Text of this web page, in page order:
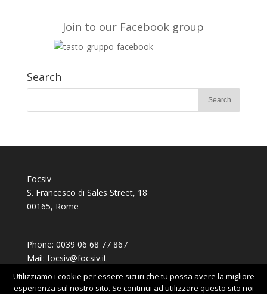
breve in arabo sul sito di TERO
https://t.co/51fyUueDW3
#EUAidVolunteers #Act4oasis
Volontari nel mondo @FOCSIV · 10 Feb 2020
l’evento conclusivo del
progetto#TEROche, con#fondiEu, ha
@giuliapigliucci
Join to our Facebook group
Search
Focsiv
S. Francesco di Sales Street, 18
00165, Rome
Phone: 0039 06 68 77 867
Mail: focsiv@focsiv.it
Utilizziamo i cookie per essere sicuri che tu possa avere la migliore
esperienza sul nostro sito. Se continui ad utilizzare questo sito noi